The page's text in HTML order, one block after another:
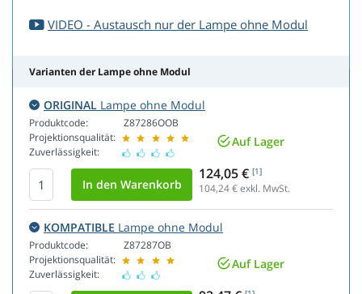
VIDEO - Austausch nur der Lampe ohne Modul
Varianten der Lampe ohne Modul
ORIGINAL Lampe ohne Modul
Produktcode:
Projektionsqualität:
Zuverlässigkeit:
Z87286OOB
Auf Lager
124,05 € [1]
104,24€ exkl. MwSt.
KOMPATIBLE Lampe ohne Modul
Produktcode:
Projektionsqualität:
Zuverlässigkeit:
Z87287OB
Auf Lager